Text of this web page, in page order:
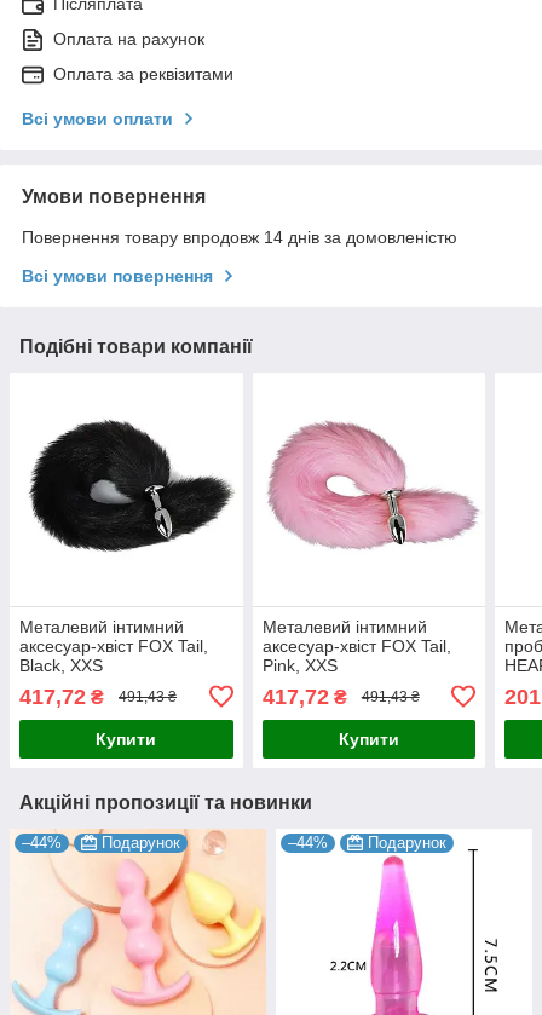
Післяплата
Оплата на рахунок
Оплата за реквізитами
Всі умови оплати
Умови повернення
Повернення товару впродовж 14 днів за домовленістю
Всі умови повернення
Подібні товари компанії
Металевий інтимний
аксесуар-хвіст FOX Tail,
Black, XXS
417,72 ₴ 491,43 ₴
Купити
Металевий інтимний
аксесуар-хвіст FOX Tail,
Pink, XXS
417,72₴ 491,43 ₴
Купити
Акційні пропозиції та новинки
–44% Подарунок –44% Подарунок